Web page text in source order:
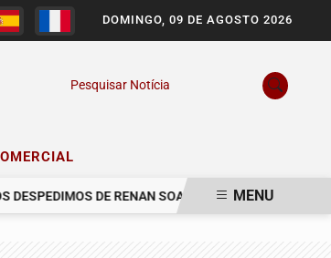
DOMINGO, 09 DE AGOSTO 2026
Pesquisar Notícia
DE RENAN SOARES DE CAMPOSMENU